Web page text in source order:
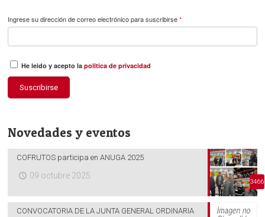
Ingrese su dirección de correo electrónico para suscribirse*
He leido y acepto lapolítica de privacidad
Suscribirse
Novedades y eventos
3466
COFRUTOS participa en ANUGA 2025
09 octubre 2025
CONVOCATORIA DE LA JUNTA GENERAL ORDINARIA